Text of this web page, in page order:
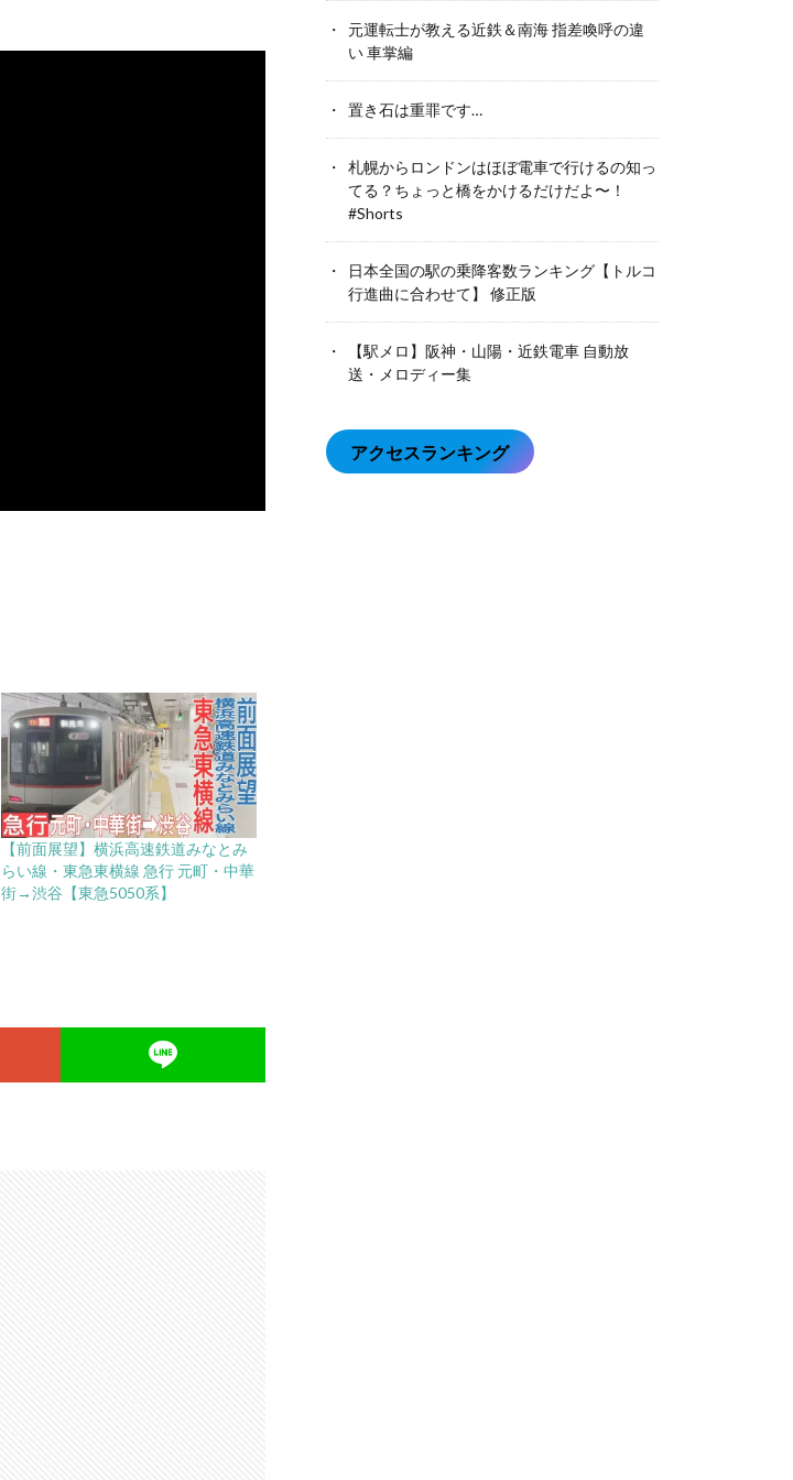
【前面展望】横浜高速鉄道みなとみ
らい線・東急東横線 急行 元町・中華
街→渋谷【東急5050系】
元運転士が教える近鉄＆南海 指差喚呼の違
い 車掌編
置き石は重罪です…
札幌からロンドンはほぼ電車で行けるの知っ
てる？ちょっと橋をかけるだけだよ〜！
#Shorts
日本全国の駅の乗降客数ランキング【トルコ
行進曲に合わせて】 修正版
【駅メロ】阪神・山陽・近鉄電車 自動放
送・メロディー集
アクセスランキング